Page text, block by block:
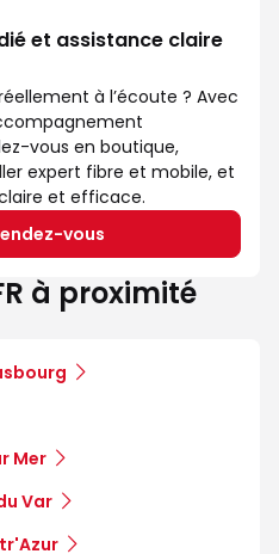
et assistance claire
à l’écoute ? Avec
vous en boutique,
expert fibre et mobile, et
et efficace.
vous
à proximité
Mer
Var